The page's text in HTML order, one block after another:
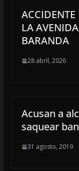
ACCIDENTE
LA
BARANDA
28 abril, 2026
Acusan a
saquear
31 agosto, 2019